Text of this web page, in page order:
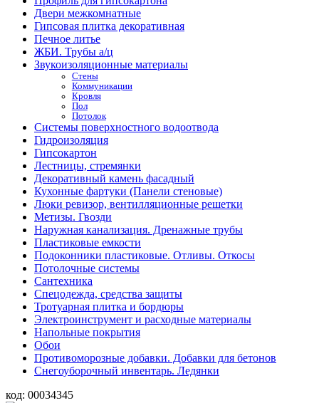
Двери межкомнатные
Гипсовая плитка декоративная
Печное литье
ЖБИ. Трубы а/ц
Звукоизоляционные материалы
Стены
Коммуникации
Кровля
Пол
Потолок
Системы поверхностного водоотвода
Гидроизоляция
Гипсокартон
Лестницы, стремянки
Декоративный камень фасадный
Кухонные фартуки (Панели стеновые)
Люки ревизор, вентилляционные решетки
Метизы. Гвозди
Наружная канализация. Дренажные трубы
Пластиковые емкости
Подоконники пластиковые. Отливы. Откосы
Потолочные системы
Сантехника
Спецодежда, средства защиты
Тротуарная плитка и бордюры
Электроинструмент и расходные материалы
Напольные покрытия
Обои
Противоморозные добавки. Добавки для бетонов
Снегоуборочный инвентарь. Ледянки
код: 00034345